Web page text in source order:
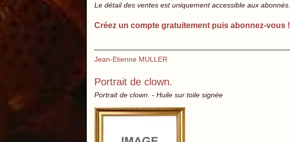
Le détail des ventes est uniquement accessible aux abonnés.
Créez un compte gratuitement puis abonnez-vous !
Jean-Etienne MULLER
Portrait de clown.
Portrait de clown. - Huile sur toile signée